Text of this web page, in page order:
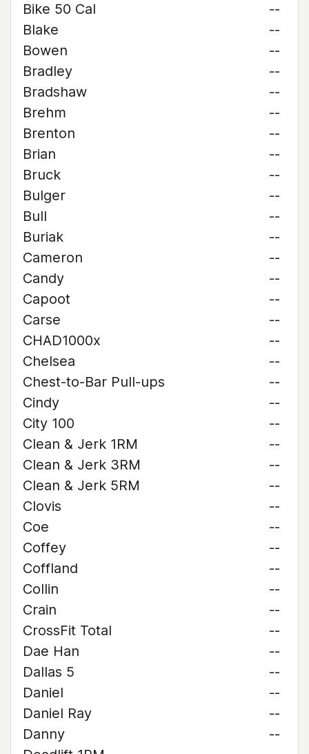
Bike 50 Cal
--
Blake
--
Bowen
--
Bradley
--
Bradshaw
--
Brehm
--
Brenton
--
Brian
--
Bruck
--
Bulger
--
Bull
--
Buriak
--
Cameron
--
Candy
--
Capoot
--
Carse
--
CHAD1000x
--
Chelsea
--
Chest-to-Bar Pull-ups
--
Cindy
--
City 100
--
Clean & Jerk 1RM
--
Clean & Jerk 3RM
--
Clean & Jerk 5RM
--
Clovis
--
Coe
--
Coffey
--
Coffland
--
Collin
--
Crain
--
CrossFit Total
--
Dae Han
--
Dallas 5
--
Daniel
--
Daniel Ray
--
Danny
--